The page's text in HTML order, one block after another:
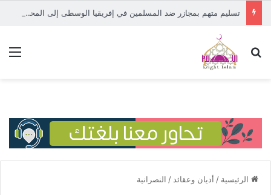
تسليم متهم بمجازر ضد المسلمين في إفريقيا الوسطى إلى المحكمة الدولية
بحث عن
الرئيسية / أديان وعقائد / النصرانية